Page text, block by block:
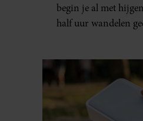
begin je al met
half uur wandelen